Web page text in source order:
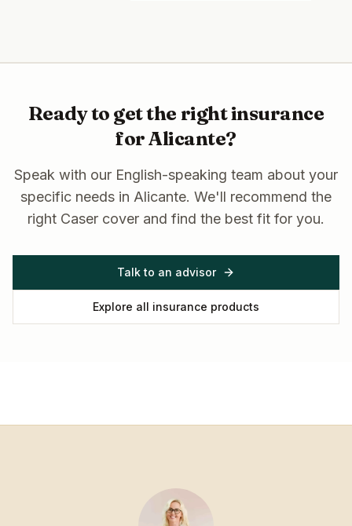
Ready to get the right insurance
forAlicante?
Speak with our English-speaking team about your
specific needs in Alicante. We'll recommend the
right Caser cover and find the best fit for you.
Talk to an advisor
Explore all insurance products